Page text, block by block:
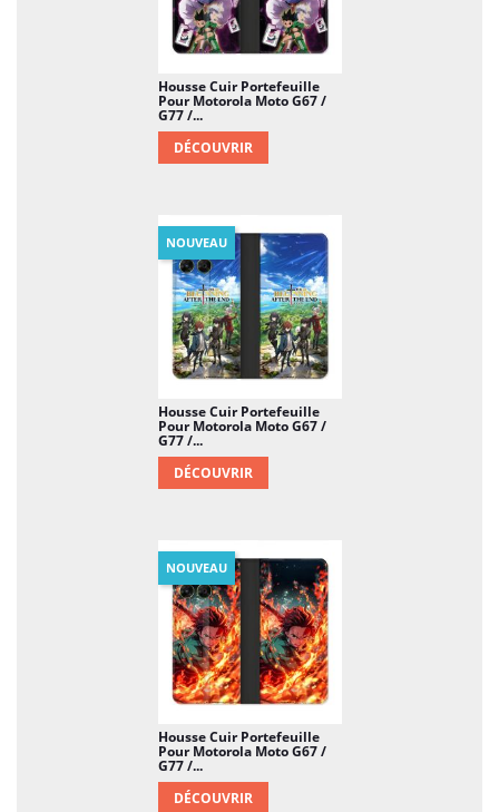
Housse Cuir Portefeuille
Pour Motorola Moto G67 /
G77 /...
DÉCOUVRIR
Housse Cuir Portefeuille
Pour Motorola Moto G67 /
G77 /...
DÉCOUVRIR
NOUVEAU
Housse Cuir Portefeuille
Pour Motorola Moto G67 /
G77 /...
DÉCOUVRIR
NOUVEAU